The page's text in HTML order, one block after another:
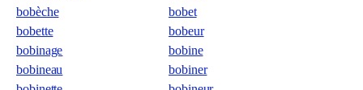
bobèche
bobet
bobette
bobeur
bobinage
bobine
bobineau
bobiner